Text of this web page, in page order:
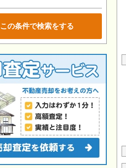
この条件で検索をする